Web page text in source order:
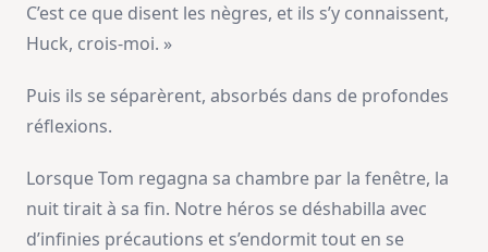
C’est ce que disent les nègres, et ils s’y connaissent,
Huck, crois-moi. »
Puis ils se séparèrent, absorbés dans de profondes
réflexions.
Lorsque Tom regagna sa chambre par la fenêtre, la
nuit tirait à sa fin. Notre héros se déshabilla avec
d’infinies précautions et s’endormit tout en se